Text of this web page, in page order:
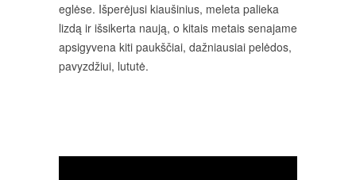
eglėse. Išperėjusi kiaušinius, meleta palieka
lizdą ir išsikerta naują, o kitais metais senajame
apsigyvena kiti paukščiai, dažniausiai pelėdos,
pavyzdžiui, lututė.